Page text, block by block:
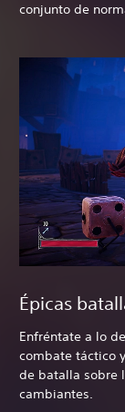
conjunto de
Épicas
Enfréntate a lo
combate táctico
de batalla sobre
cambiantes.